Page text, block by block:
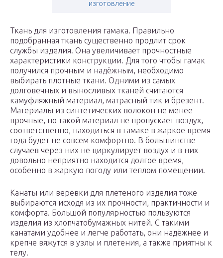
изготовление
Ткань для изготовления гамака. Правильно
подобранная ткань существенно продлит срок
службы изделия. Она увеличивает прочностные
характеристики конструкции. Для того чтобы гамак
получился прочным и надёжным, необходимо
выбирать плотные ткани. Одними из самых
долговечных и выносливых тканей считаются
камуфляжный материал, матрасный тик и брезент.
Материалы из синтетических волокон не менее
прочные, но такой материал не пропускает воздух,
соответственно, находиться в гамаке в жаркое время
года будет не совсем комфортно. В большинстве
случаев через них не циркулирует воздух и в них
довольно неприятно находится долгое время,
особенно в жаркую погоду или теплом помещении.
Канаты или веревки для плетеного изделия тоже
выбираются исходя из их прочности, практичности и
комфорта. Большой популярностью пользуются
изделия из хлопчатобумажных нитей. С такими
канатами удобнее и легче работать, они надёжнее и
крепче вяжутся в узлы и плетения, а также приятны к
телу.